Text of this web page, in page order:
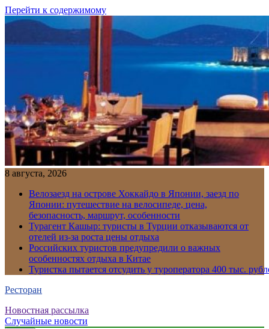
Перейти к содержимому
8 августа, 2026
Велозаезд на острове Хоккайдо в Японии, заезд по
Японии: путешествие на велосипеде, цена,
безопасность, маршрут, особенности
Турагент Кашыр: туристы в Турции отказываются от
отелей из-за роста цены отдыха
Российских туристов предупредили о важных
особенностях отдыха в Китае
Туристка пытается отсудить у туроператора 400 тыс.
Ресторан
Новостная рассылка
Случайные новости